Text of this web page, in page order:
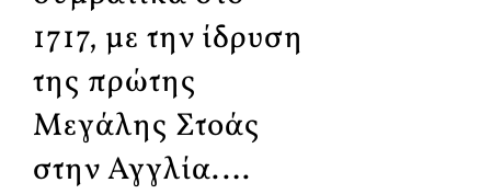
1717, με την ίδρυση
της πρώτης
Μεγάλης Στοάς
στην Αγγλία.…